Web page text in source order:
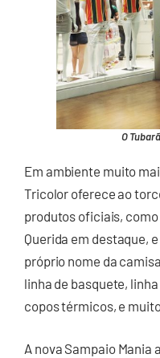
O
Em ambiente muito
Tricolor oferece ao
produtos oficiais,
Querida em destaque,
próprio nome da
linha de basquete,
copos térmicos, e
A nova Sampaio Mania